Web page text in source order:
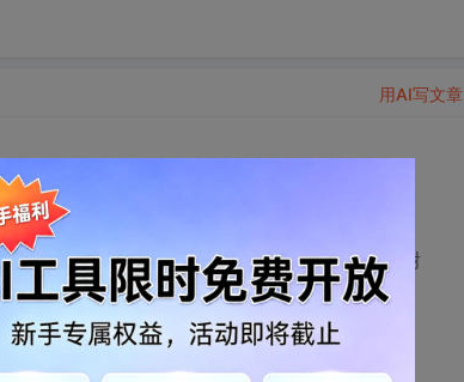
思路，各位大神有做过的吗，给指导一下，多谢
用AI写文章